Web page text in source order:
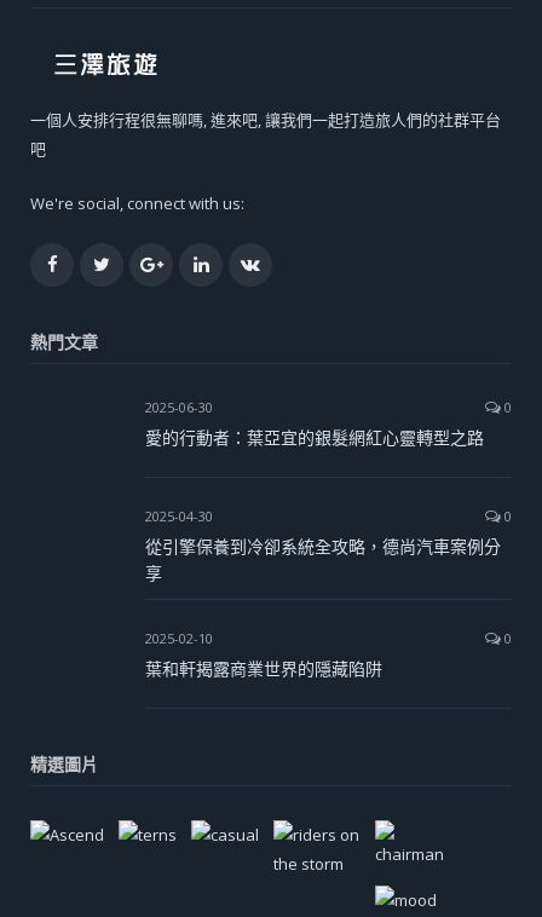
一個人安排行程很無聊嗎, 進來吧, 讓我們一起打造旅人們的社群平台
吧
We're social, connect with us:
FacebookTwitterGoogle+LinkedInVK
熱門文章
2025-06-30 0
愛的行動者：葉亞宜的銀髮網紅心靈轉型之路
2025-04-30 0
從引擎保養到冷卻系統全攻略，德尚汽車案例分
享
2025-02-10 0
葉和軒揭露商業世界的隱藏陷阱
精選圖片